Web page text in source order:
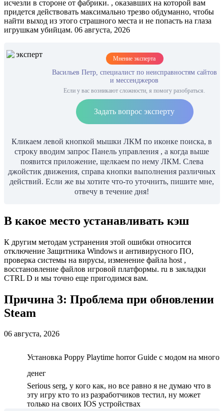
исчезли в стороне от фабрики. , оказавших на которой вам
придется действовать максимально трезво обдуманно, чтобы
найти выход из этого страшного места и не попасть на глаза
игрушкам убийцам. 06 августа, 2026
Мнение эксперта
Васильев Петр, специалист по неисправностям сайтов
и мессенджеров
Если у вас возникают сложности, я помогу разобраться.
Задать вопрос эксперту
Кликаем левой кнопкой мышки ЛКМ по иконке поиска, в
строку вводим запрос Панель управления , а когда выше
появится приложение, щелкаем по нему ЛКМ. Слева
джойстик движения, справа кнопки выполнения различных
действий. Если же вы хотите что-то уточнить, пишите мне,
отвечу в течение дня!
В какое место устанавливать кэш
К другим методам устранения этой ошибки относится
отключение Защитника Windows и антивирусного ПО,
проверка системы на вирусы, изменение файла host ,
восстановление файлов игровой платформы. ru в закладки
CTRL D и мы точно еще пригодимся вам.
Причина 3: Проблема при обновлении
Steam
06 августа, 2026
Установка Poppy Playtime horror Guide с модом на много
денег
Serious serg, у кого как, но все равно я не думаю что в
эту игру кто то из разработчиков тестил, ну может
только на своих IOS устройствах